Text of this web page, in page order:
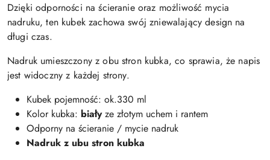
Dzięki odporności na ścieranie oraz możliwość mycia
nadruku, ten kubek zachowa swój zniewalający design na
długi czas.
Nadruk umieszczony z obu stron kubka, co sprawia, że napis
jest widoczny z każdej strony.
Kubek pojemność: ok.330 ml
Kolor kubka: białyze złotym uchem i rantem
Odporny na ścieranie / mycie nadruk
Nadruk z ubu stron kubka